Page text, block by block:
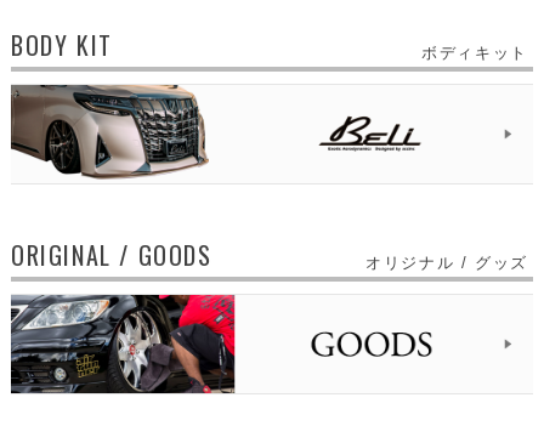
BODY KIT ボディキット
ORIGINAL / GOODS オリジナル / グッズ